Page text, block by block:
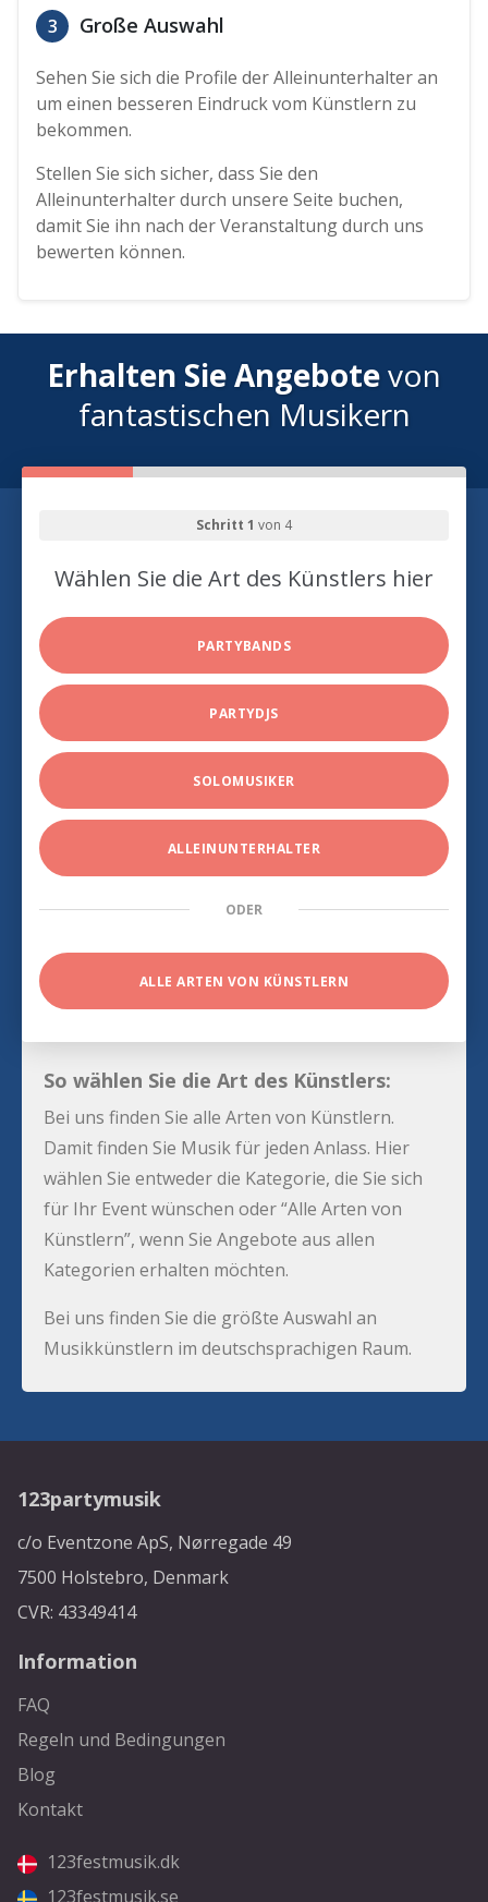
3 Große Auswahl
Sehen Sie sich die Profile der Alleinunterhalter an
um einen besseren Eindruck vom Künstlern zu
bekommen.
Stellen Sie sich sicher, dass Sie den
Alleinunterhalter durch unsere Seite buchen,
damit Sie ihn nach der Veranstaltung durch uns
bewerten können.
Erhalten Sie Angebotevon
fantastischen Musikern
Schritt 1 von 4
Wählen Sie die Art des Künstlers hier
PARTYBANDS
PARTYDJS
SOLOMUSIKER
ALLEINUNTERHALTER
ODER
ALLE ARTEN VON KÜNSTLERN
So wählen Sie die Art des Künstlers:
Bei uns finden Sie alle Arten von Künstlern.
Damit finden Sie Musik für jeden Anlass. Hier
wählen Sie entweder die Kategorie, die Sie sich
für Ihr Event wünschen oder “Alle Arten von
Künstlern”, wenn Sie Angebote aus allen
Kategorien erhalten möchten.
Bei uns finden Sie die größte Auswahl an
Musikkünstlern im deutschsprachigen Raum.
123partymusik
c/o Eventzone ApS, Nørregade 49
7500 Holstebro, Denmark
CVR: 43349414
Information
FAQ
Regeln und Bedingungen
Blog
Kontakt
123festmusik.dk
123festmusik.se